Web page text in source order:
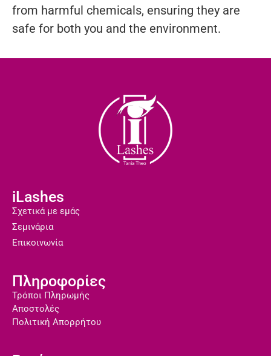
from harmful chemicals, ensuring they are
safe for both you and the environment.
iLashes
Σχετικά με εμάς
Σεμινάρια
Επικοινωνία
Πληροφορίες
Τρόποι Πληρωμής
Αποστολές
Πολιτική Απορρήτου